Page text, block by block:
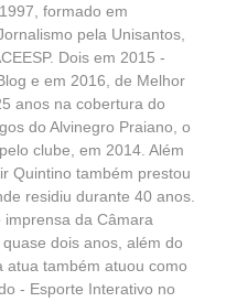
formado em
pela Unisantos,
Dois em 2015 -
e em 2016, de Melhor
anos na cobertura do
do Alvinegro Praiano, o
clube, em 2014. Além
Quintino também prestou
residiu durante 40 anos.
da Câmara
dois anos, além do
atua também atuou como
- Esporte Interativo no